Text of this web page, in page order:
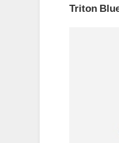
Triton